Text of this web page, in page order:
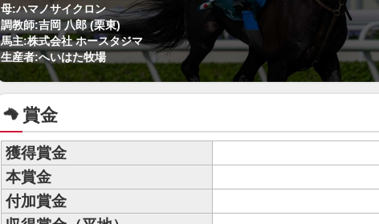
母:ハマノサイクロン
調教師:吉岡 八郎 (栗東)
馬主:株式会社 ホースタジマ
生産者:へいはた牧場
賞金
獲得賞金
本賞金
付加賞金